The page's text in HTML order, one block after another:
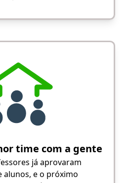
time com a gente
já aprovaram
alunos, e o próximo